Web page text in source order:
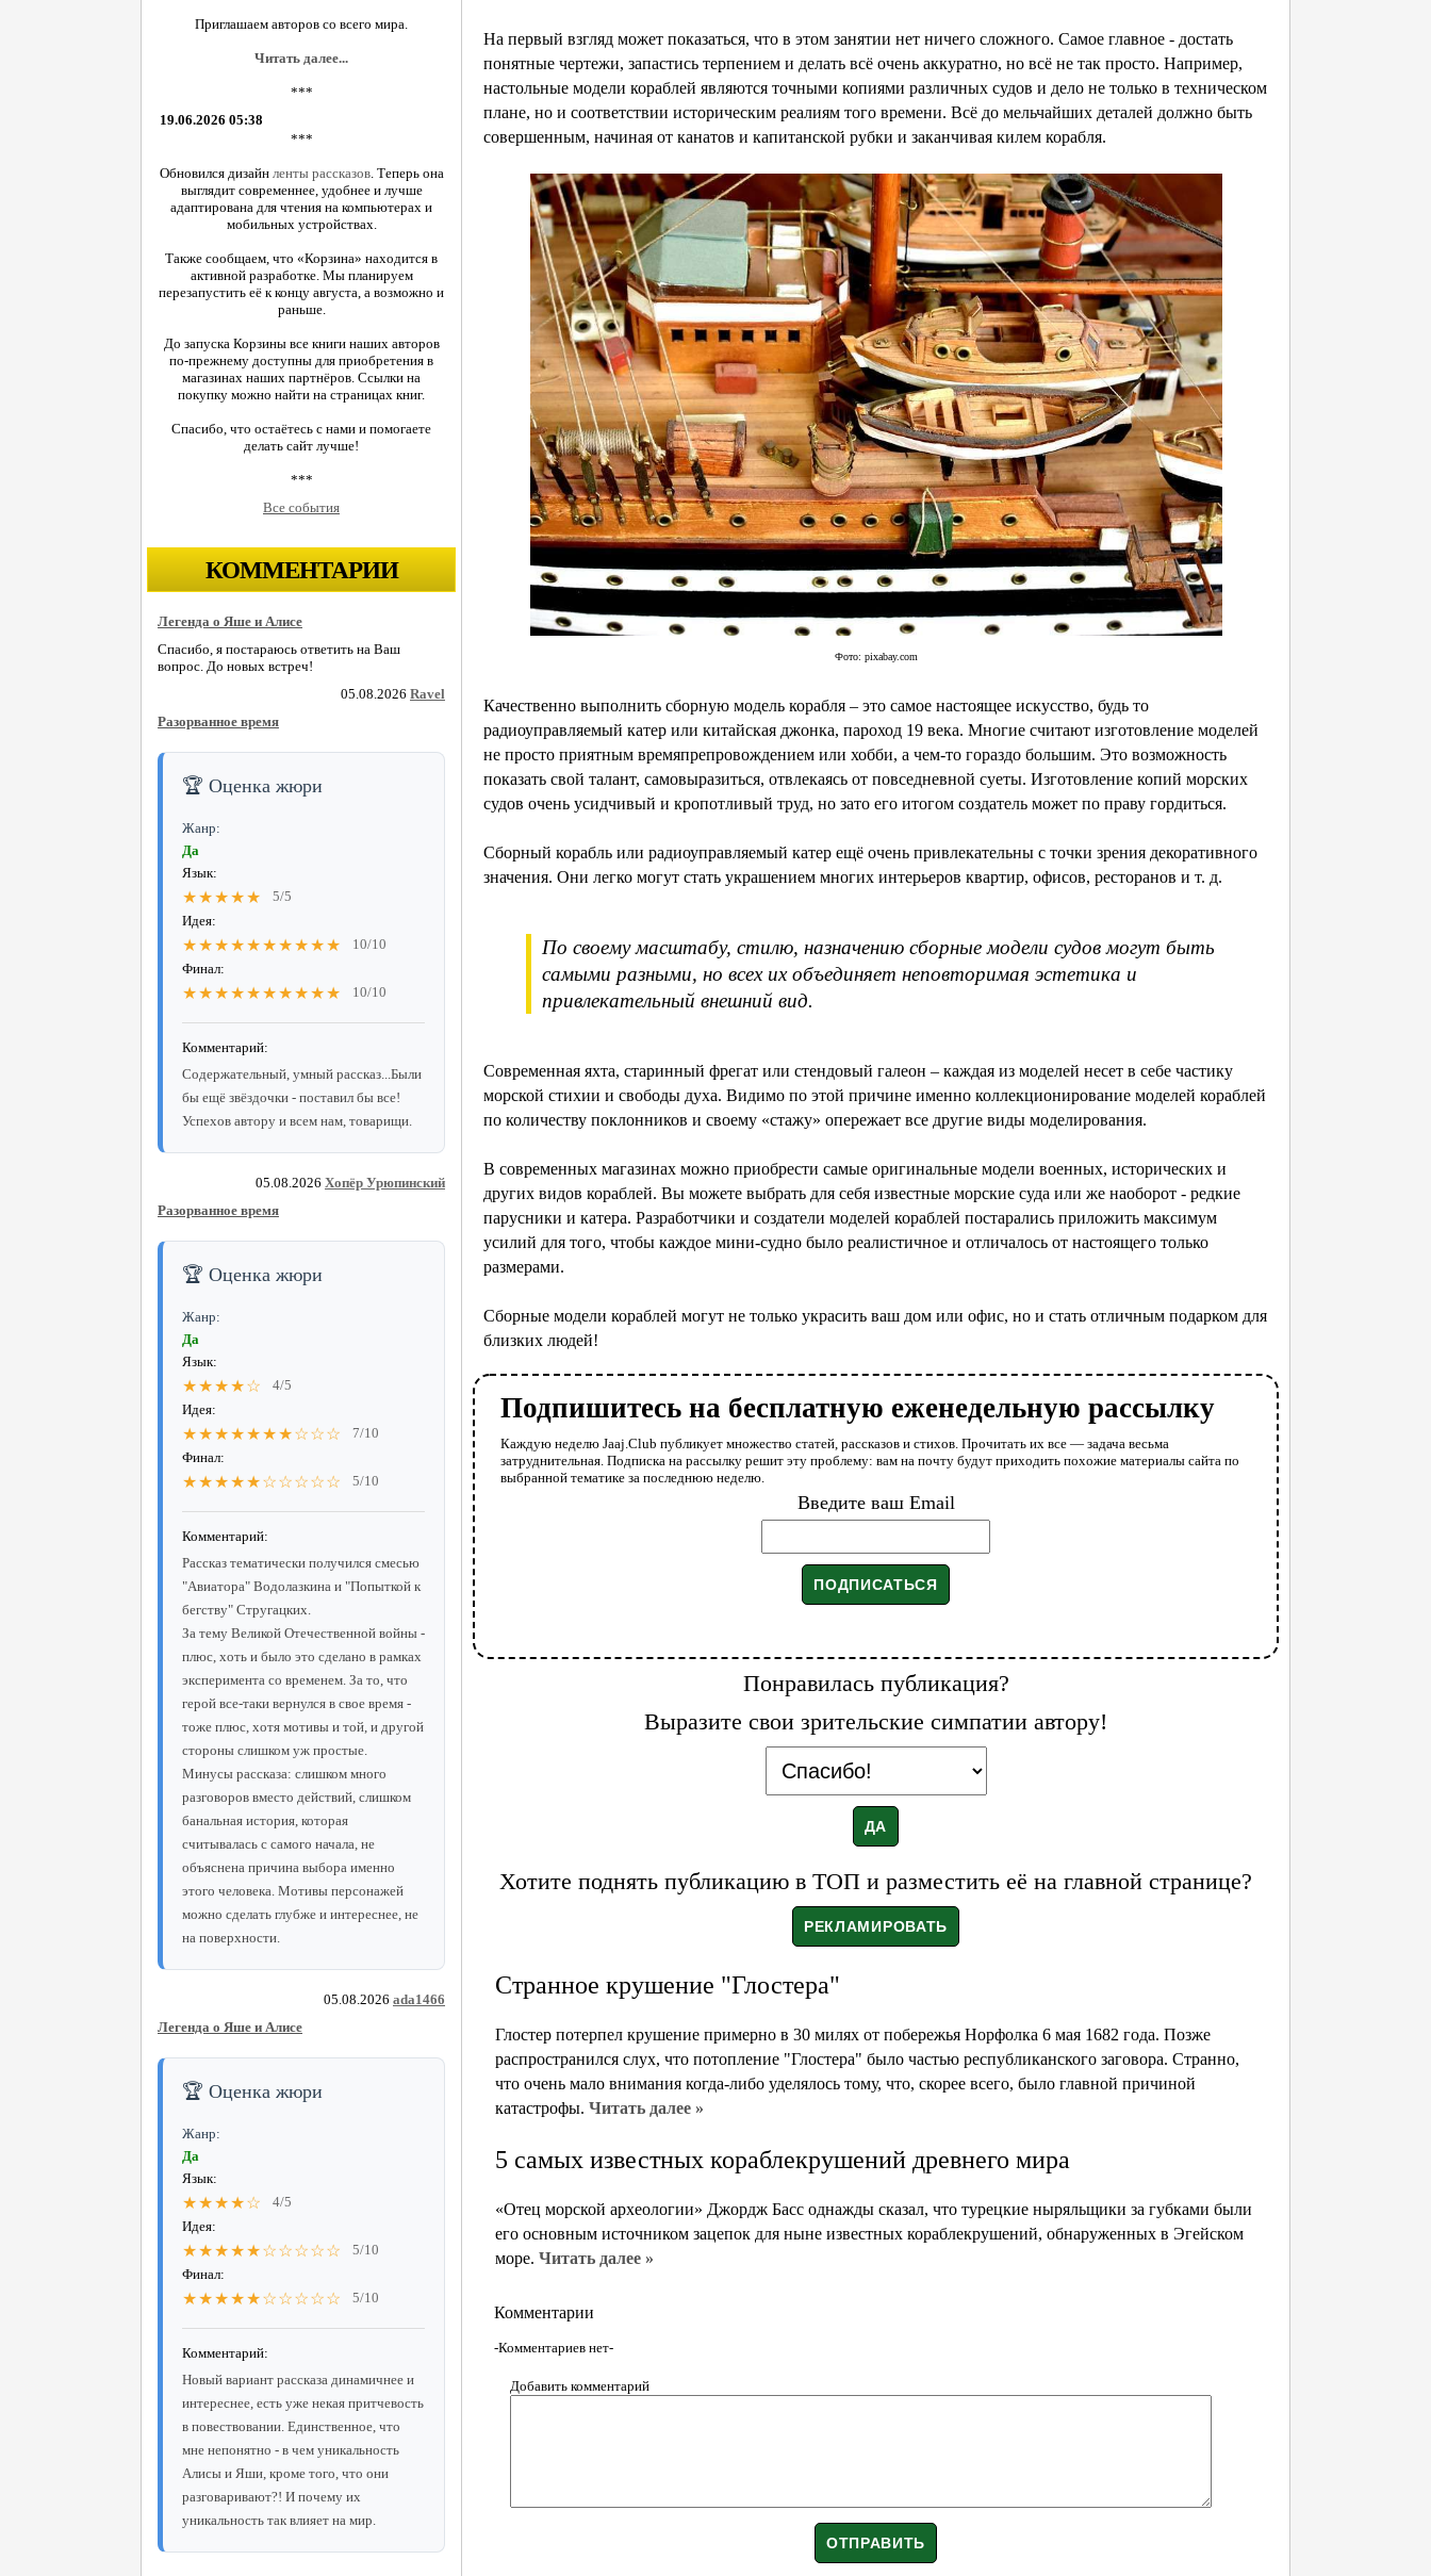
Приглашаем авторов со всего мира.
Читать далее...
***
19.06.2026 05:38
***
Обновился дизайн ленты рассказов. Теперь она
выглядит современнее, удобнее и лучше
адаптирована для чтения на компьютерах и
мобильных устройствах.
Также сообщаем, что «Корзина» находится в
активной разработке. Мы планируем
перезапустить её к концу августа, а возможно и
раньше.
До запуска Корзины все книги наших авторов
по-прежнему доступны для приобретения в
магазинах наших партнёров. Ссылки на
покупку можно найти на страницах книг.
Спасибо, что остаётесь с нами и помогаете
делать сайт лучше!
***
Все события
КОММЕНТАРИИ
Легенда о Яше и Алисе
Спасибо, я постараюсь ответить на Ваш
вопрос. До новых встреч!
05.08.2026 Ravel
Разорванное время
🏆 Оценка жюри
Жанр:
Да
Язык:
★★★★★
5/5
Идея:
★★★★★★★★★★
10/10
Финал:
★★★★★★★★★★ 10/10
Комментарий:
Содержательный, умный рассказ...Были
бы ещё звёздочки - поставил бы все!
Успехов автору и всем нам, товарищи.
05.08.2026 Хопёр Урюпинский
Разорванное время
🏆 Оценка жюри
Жанр:
Да
Язык:
★★★★☆
4/5
Идея:
★★★★★★★☆☆☆
7/10
Финал:
★★★★★☆☆☆☆☆ 5/10
Комментарий:
Рассказ тематически получился смесью
"Авиатора" Водолазкина и "Попыткой к
бегству" Стругацких.
За тему Великой Отечественной войны -
плюс, хоть и было это сделано в рамках
эксперимента со временем. За то, что
герой все-таки вернулся в свое время -
тоже плюс, хотя мотивы и той, и другой
стороны слишком уж простые.
Минусы рассказа: слишком много
разговоров вместо действий, слишком
банальная история, которая
считывалась с самого начала, не
объяснена причина выбора именно
этого человека. Мотивы персонажей
можно сделать глубже и интереснее, не
на поверхности.
05.08.2026 ada1466
Легенда о Яше и Алисе
🏆 Оценка жюри
Жанр:
Да
Язык:
★★★★☆
4/5
Идея:
★★★★★☆☆☆☆☆
5/10
Финал:
★★★★★☆☆☆☆☆ 5/10
Комментарий:
Новый вариант рассказа динамичнее и
интереснее, есть уже некая притчевость
в повествовании. Единственное, что
мне непонятно - в чем уникальность
Алисы и Яши, кроме того, что они
разговаривают?! И почему их
уникальность так влияет на мир.
На первый взгляд может показаться, что в этом занятии нет ничего сложного. Самое главное - достать
понятные чертежи, запастись терпением и делать всё очень аккуратно, но всё не так просто. Например,
настольные модели кораблей являются точными копиями различных судов и дело не только в техническом
плане, но и соответствии историческим реалиям того времени. Всё до мельчайших деталей должно быть
совершенным, начиная от канатов и капитанской рубки и заканчивая килем корабля.
Фото: pixabay.com
Качественно выполнить сборную модель корабля – это самое настоящее искусство, будь то
радиоуправляемый катер или китайская джонка, пароход 19 века. Многие считают изготовление моделей
не просто приятным времяпрепровождением или хобби, а чем-то гораздо большим. Это возможность
показать свой талант, самовыразиться, отвлекаясь от повседневной суеты. Изготовление копий морских
судов очень усидчивый и кропотливый труд, но зато его итогом создатель может по праву гордиться.
Сборный корабль или радиоуправляемый катер ещё очень привлекательны с точки зрения декоративного
значения. Они легко могут стать украшением многих интерьеров квартир, офисов, ресторанов и т. д.
По своему масштабу, стилю, назначению сборные модели судов могут быть
самыми разными, но всех их объединяет неповторимая эстетика и
привлекательный внешний вид.
Современная яхта, старинный фрегат или стендовый галеон – каждая из моделей несет в себе частику
морской стихии и свободы духа. Видимо по этой причине именно коллекционирование моделей кораблей
по количеству поклонников и своему «стажу» опережает все другие виды моделирования.
В современных магазинах можно приобрести самые оригинальные модели военных, исторических и
других видов кораблей. Вы можете выбрать для себя известные морские суда или же наоборот - редкие
парусники и катера. Разработчики и создатели моделей кораблей постарались приложить максимум
усилий для того, чтобы каждое мини-судно было реалистичное и отличалось от настоящего только
размерами.
Сборные модели кораблей могут не только украсить ваш дом или офис, но и стать отличным подарком для
близких людей!
Подпишитесь на бесплатную еженедельную рассылку
Каждую неделю Jaaj.Club публикует множество статей, рассказов и стихов. Прочитать их все — задача весьма
затруднительная. Подписка на рассылку решит эту проблему: вам на почту будут приходить похожие материалы сайта по
выбранной тематике за последнюю неделю.
Введите ваш Email
Понравилась публикация?
Выразите свои зрительские симпатии автору!
Хотите поднять публикацию в ТОП и разместить её на главной странице?
Странное крушение "Глостера"
Глостер потерпел крушение примерно в 30 милях от побережья Норфолка 6 мая 1682 года. Позже
распространился слух, что потопление "Глостера" было частью республиканского заговора. Странно,
что очень мало внимания когда-либо уделялось тому, что, скорее всего, было главной причиной
катастрофы. Читать далее »
5 самых известных кораблекрушений древнего мира
«Отец морской археологии» Джордж Басс однажды сказал, что турецкие ныряльщики за губками были
его основным источником зацепок для ныне известных кораблекрушений, обнаруженных в Эгейском
море. Читать далее »
Комментарии
-Комментариев нет-
Добавить комментарий